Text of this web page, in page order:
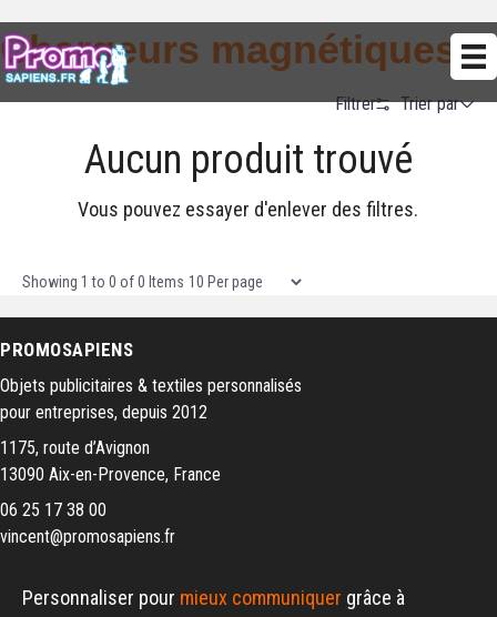
Chargeurs magnétiques
Filtrer Trier par
Alphabetical (A to Z)
Alphabetical (Z to A)
Aucun produit trouvé
Vous pouvez essayer d'enlever des filtres.
Showing 1 to 0 of0 Items Items per page
PROMOSAPIENS
Objets publicitaires & textiles personnalisés
pour entreprises, depuis 2012
1175, route d’Avignon
13090 Aix-en-Provence, France
06 25 17 38 00
vincent@promosapiens.fr
Personnaliser pour mieux communiquer grâce à